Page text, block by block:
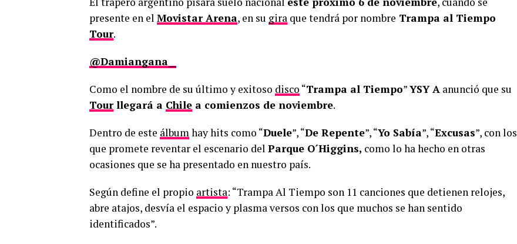
presente en el Movistar Arena, en su gira que tendrá por nombre Trampa al Tiempo
Tour.
@Damiangana__
Como el nombre de su último y exitoso disco “Trampa al Tiempo”YSY A anunció que su
Tourllegará a Chile a comienzos de noviembre.
Dentro de este álbumhay hits como “Duele”, “De Repente”, “Yo Sabía”, “Excusas”, con los
que promete reventar el escenario del Parque O´Higgins, como lo ha hecho en otras
ocasiones que se ha presentado en nuestro país.
Según define el propio artista: “Trampa Al Tiempo son 11 canciones que detienen relojes,
abre atajos, desvía el espacio y plasma versos con los que muchos se han sentido
identificados”.